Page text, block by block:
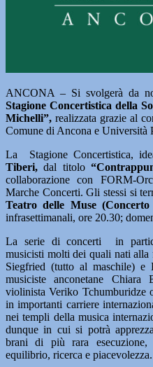
ANCONA – Si svolgerà da
Stagione Concertistica della
Michelli”, realizzata grazie al
Comune di Ancona e Università
La Stagione Concertistica,
Tiberi, dal titolo
collaborazione con FORM-
Marche Concerti. Gli stessi si
Teatro delle Muse
infrasettimanali, ore 20.30;
La serie di concerti in
musicisti molti dei quali nati
Siegfried (tutto al maschile)
musiciste anconetane
violinista Veriko
in importanti carriere
nei templi della musica
dunque in cui si potrà
brani di più rara
equilibrio, ricerca e piacevolezza.